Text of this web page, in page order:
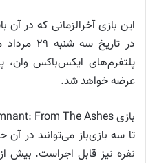
این بازی آخرالزمانی که در آن
عرضه خواهد شد.
تا سه بازی‌باز می‌توانند در